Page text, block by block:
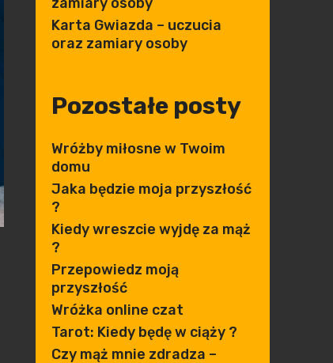
Karta Gwiazda – uczucia
oraz zamiary osoby
Pozostałe posty
Wróżby miłosne w Twoim
domu
Jaka będzie moja przyszłość
?
Kiedy wreszcie wyjdę za mąż
?
Przepowiedz moją
przyszłość
Wróżka online czat
Tarot: Kiedy będę w ciąży ?
Czy mąż mnie zdradza –